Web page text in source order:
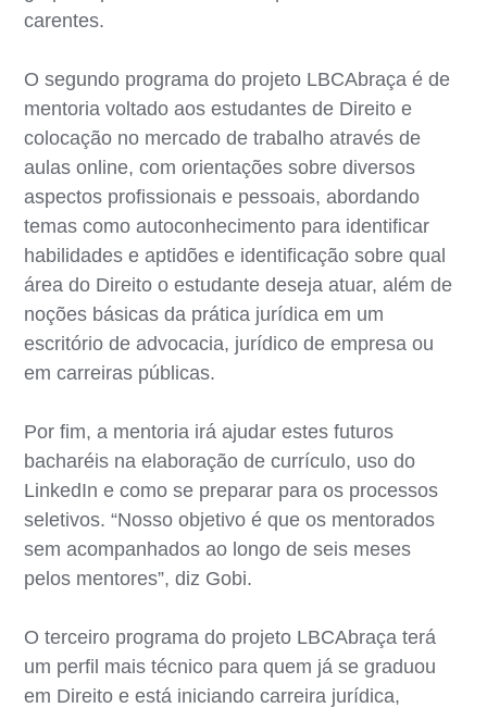
carentes.
O segundo programa do projeto LBCAbraça é de
mentoria voltado aos estudantes de Direito e
colocação no mercado de trabalho através de
aulas online, com orientações sobre diversos
aspectos profissionais e pessoais, abordando
temas como autoconhecimento para identificar
habilidades e aptidões e identificação sobre qual
área do Direito o estudante deseja atuar, além de
noções básicas da prática jurídica em um
escritório de advocacia, jurídico de empresa ou
em carreiras públicas.
Por fim, a mentoria irá ajudar estes futuros
bacharéis na elaboração de currículo, uso do
LinkedIn e como se preparar para os processos
seletivos. “Nosso objetivo é que os mentorados
sem acompanhados ao longo de seis meses
pelos mentores”, diz Gobi.
O terceiro programa do projeto LBCAbraça terá
um perfil mais técnico para quem já se graduou
em Direito e está iniciando carreira jurídica,